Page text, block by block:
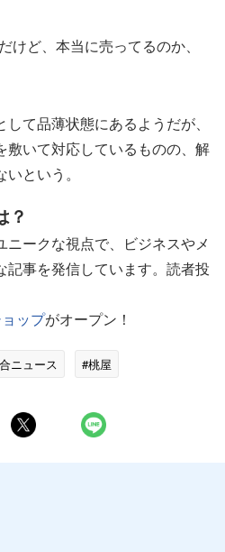
けど、本当に売ってるのか、
て品薄状態にあるようだが、
敷いて対応しているものの、解
という。
？
ークな視点で、ビジネスやメ
記事を発信しています。読者投
ップがオープン！
ニュース #桃屋